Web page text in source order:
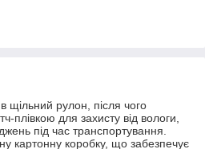
щільний рулон, після чого
плівкою для захисту від вологи,
під час транспортування.
картонну коробку, що забезпечує